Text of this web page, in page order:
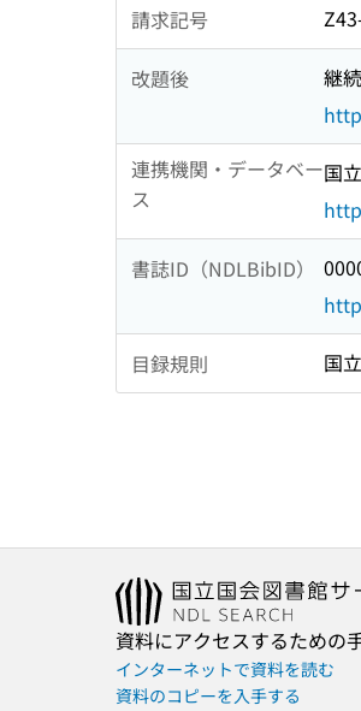
請求記号
改題後
継
連携機関・データベー
ス
国
書誌ID（NDLBibID）
目録規則 国
資料にアクセスするための
インターネットで資料を読む
資料のコピーを入手する